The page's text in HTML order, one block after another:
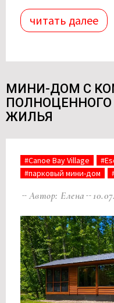
читать далее
МИНИ-ДОМ С
ПОЛНОЦЕННОГО
ЖИЛЬЯ
#Canoe Bay Village
#парковый мини-дом
Автор: Елена